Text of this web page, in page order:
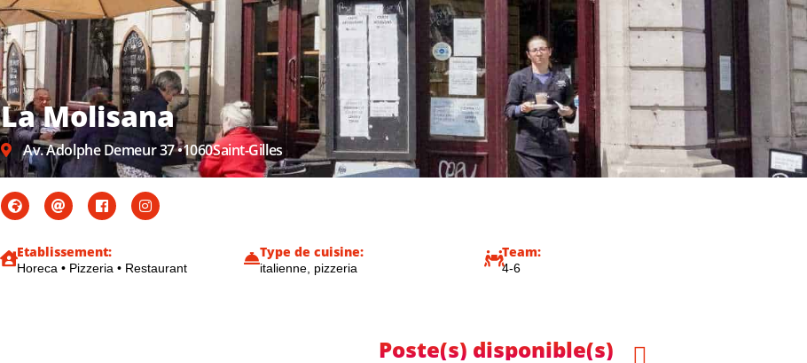
La Molisana
Av. Adolphe Demeur 37 •1060Saint-Gilles
Etablissement:
Horeca • Pizzeria • Restaurant
Type de cuisine:
italienne, pizzeria
Team:
4-6
Poste(s) disponible(s)